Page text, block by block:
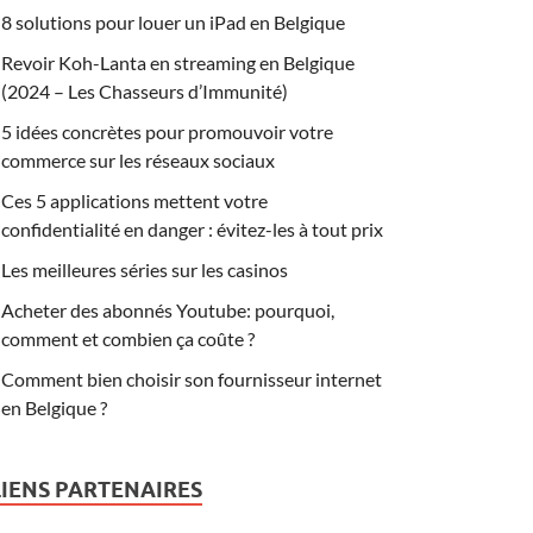
8 solutions pour louer un iPad en Belgique
Revoir Koh-Lanta en streaming en Belgique
(2024 – Les Chasseurs d’Immunité)
5 idées concrètes pour promouvoir votre
commerce sur les réseaux sociaux
Ces 5 applications mettent votre
confidentialité en danger : évitez-les à tout prix
Les meilleures séries sur les casinos
Acheter des abonnés Youtube: pourquoi,
comment et combien ça coûte ?
Comment bien choisir son fournisseur internet
en Belgique ?
PARTENAIRES